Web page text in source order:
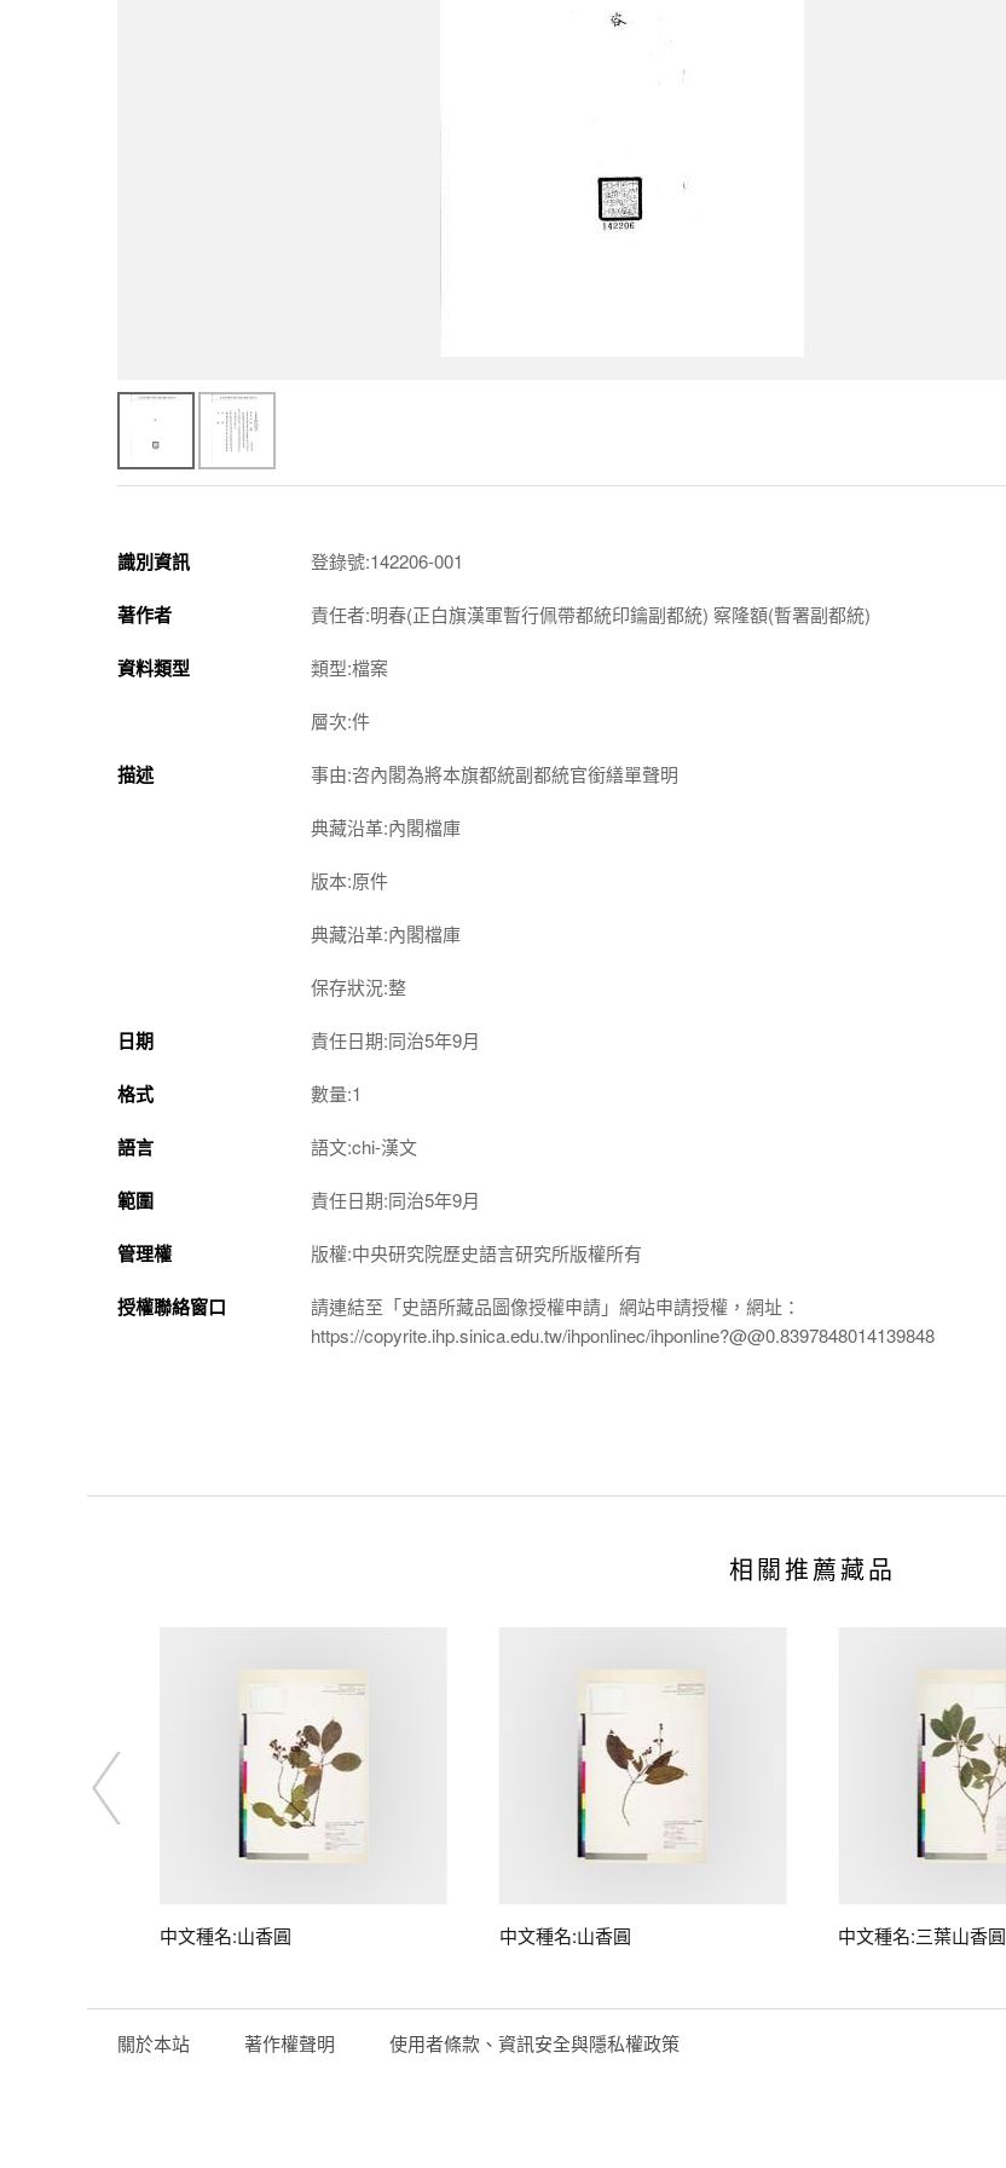
識別資訊 登錄號:142206-001
著作者 責任者:明春(正白旗漢軍暫行佩帶都統印鑰副都統) 察隆額(暫署副都統)
資料類型 類型:檔案
層次:件
描述 事由:咨內閣為將本旗都統副都統官銜繕單聲明
典藏沿革:內閣檔庫
版本:原件
典藏沿革:內閣檔庫
保存狀況:整
日期 責任日期:同治5年9月
格式 數量:1
語言 語文:chi-漢文
範圍 責任日期:同治5年9月
管理權 版權:中央研究院歷史語言研究所版權所有
授權聯絡窗口
請連結至「史語所藏品圖像授權申請」網站申請授權，網址：
https://copyrite.ihp.sinica.edu.tw/ihponlinec/ihponline?@@0.8397848014139848
相關推薦藏品
中文種名:山香圓 中文種名:山香圓 中文種名:三葉山香圓
關於本站 著作權聲明 使用者條款、資訊安全與隱私權政策